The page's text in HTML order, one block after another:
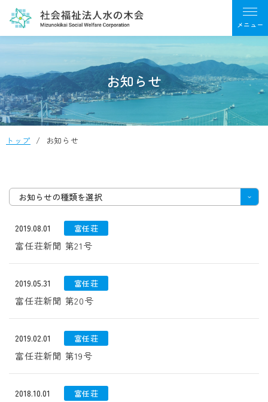
お知らせ
トップ お知らせ
お知らせの種類を選択
2019.08.01 富任荘
富任荘新聞 第21号
2019.05.31 富任荘
富任荘新聞 第20号
2019.02.01 富任荘
富任荘新聞 第19号
2018.10.01 富任荘